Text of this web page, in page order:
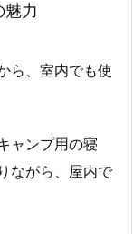
魅力
ら、室内でも使
ャンプ用の寝
ながら、屋内で